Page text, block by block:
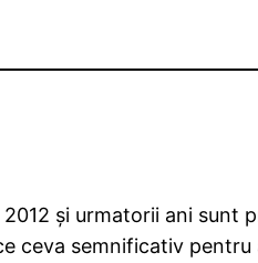
şi urmatorii ani
ceva semnificativ